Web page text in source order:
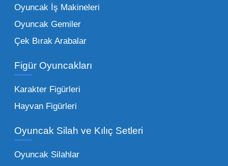
tercih edilen kategorilerimiz:
Peluş Oyuncaklar:
vazgeçilmezi olan yumuşak dokulu sevilen
seçeneklerimizi keşfederek koleksiyonunuza
en sevilen karakterleri ekleyebilirsiniz.
Eğitici Setler:
tarafından tercih edilentoptan eğitici
ebeveynlerin son yıllarda en çok satın aldığı
Oyuncak İş Makineleri
Oyuncak Gemiler
Çek Bırak Arabalar
Figür Oyuncakları
Karakter Figürleri
Hayvan Figürleri
Oyuncak Silah ve Kılıç Setleri
Oyuncak Silahlar